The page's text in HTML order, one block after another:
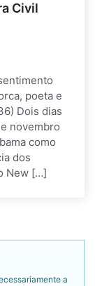
Civil
poeta e
Dois dias
novembro
como
dos
New […]
a